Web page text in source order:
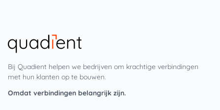
Bij Quadient helpen we bedrijven om krachtige verbindingen
met hun klanten op te bouwen.
Omdat verbindingen belangrijk zijn.